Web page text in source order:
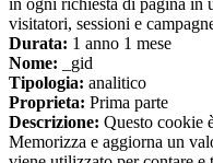
in ogni richiesta di pagina in
visitatori, sessioni e
Durata: 1 anno 1 mese
Nome: _gid
Tipologia: analitico
Proprieta: Prima parte
Descrizione: Questo cookie
Memorizza e aggiorna un